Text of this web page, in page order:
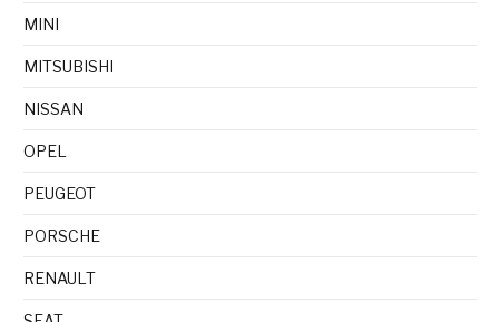
MINI
MITSUBISHI
NISSAN
OPEL
PEUGEOT
PORSCHE
RENAULT